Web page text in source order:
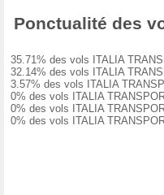
Ponctualité des
35.71% des vols ITALIA
32.14% des vols ITALIA
3.57% des vols ITALIA
0% des vols ITALIA
0% des vols ITALIA
0% des vols ITALIA